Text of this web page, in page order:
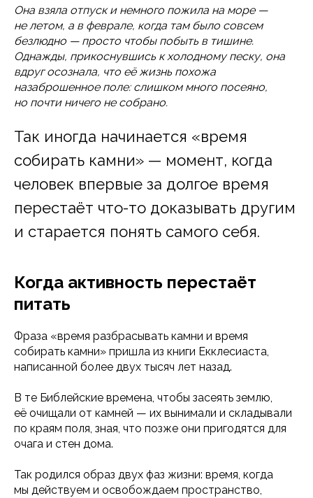
Она взяла отпуск и немного пожила на море —
не летом, а в феврале, когда там было совсем
безлюдно — просто чтобы побыть в тишине.
Однажды, прикоснувшись к холодному песку, она
вдруг осознала, что её жизнь похожа
назаброшенное поле: слишком много посеяно,
но почти ничего не собрано.
Так иногда начинается «время
собирать камни» — момент, когда
человек впервые за долгое время
перестаёт что-то доказывать другим
и старается понять самого себя.
Когда активность перестаёт
питать
Фраза «время разбрасывать камни и время
собирать камни» пришла из книги Екклесиаста,
написанной более двух тысяч лет назад.
В те Библейские времена, чтобы засеять землю,
её очищали от камней — их вынимали и складывали
по краям поля, зная, что позже они пригодятся для
очага и стен дома.
Так родился образ двух фаз жизни: время, когда
мы действуем и освобождаем пространство,